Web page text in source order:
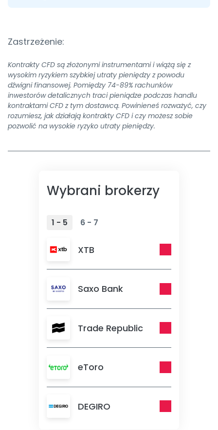
Zastrzeżenie:
Kontrakty CFD są złożonymi instrumentami i wiążą się z
wysokim ryzykiem szybkiej utraty pieniędzy z powodu
dźwigni finansowej. Pomiędzy 74-89% rachunków
inwestorów detalicznych traci pieniądze podczas handlu
kontraktami CFD z tym dostawcą. Powinieneś rozważyć, czy
rozumiesz, jak działają kontrakty CFD i czy możesz sobie
pozwolić na wysokie ryzyko utraty pieniędzy.
Wybrani brokerzy
1 - 5 6 - 7
XTB
Saxo Bank
Trade Republic
eToro
DEGIRO